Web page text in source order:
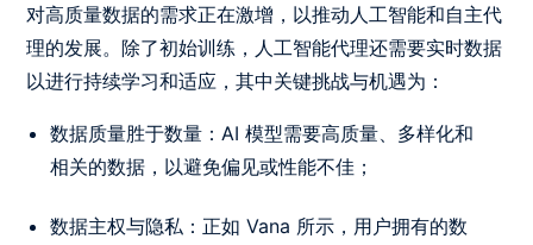
对高质量数据的需求正在激增，以推动人工智能和自主代
理的发展。除了初始训练，人工智能代理还需要实时数据
以进行持续学习和适应，其中关键挑战与机遇为：
数据质量胜于数量：AI 模型需要高质量、多样化和
相关的数据，以避免偏见或性能不佳；
数据主权与隐私：正如 Vana 所示，用户拥有的数